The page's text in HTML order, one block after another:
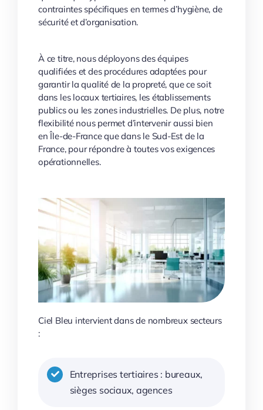
contraintes spécifiques en termes d’hygiène, de
sécurité et d’organisation.
À ce titre, nous déployons des équipes
qualifiées et des procédures adaptées pour
garantir la qualité de la propreté, que ce soit
dans les locaux tertiaires, les établissements
publics ou les zones industrielles. De plus, notre
flexibilité nous permet d’intervenir aussi bien
en Île-de-France que dans le Sud-Est de la
France, pour répondre à toutes vos exigences
opérationnelles.
Ciel Bleu intervient dans de nombreux secteurs
:
Entreprises tertiaires : bureaux,
sièges sociaux, agences